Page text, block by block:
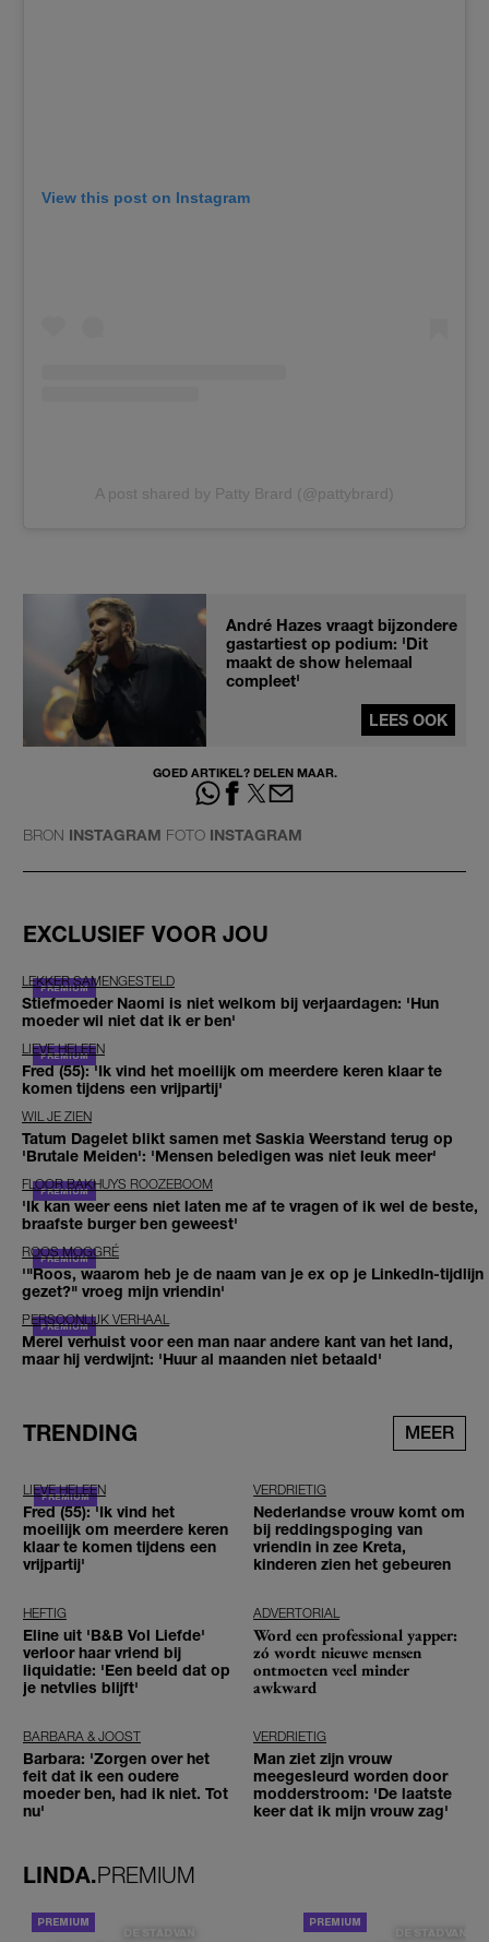
View this post on Instagram
A post shared by Patty Brard (@pattybrard)
André Hazes vraagt bijzondere
gastartiest op podium: 'Dit
maakt de show helemaal
compleet'
LEES OOK
GOED ARTIKEL? DELEN MAAR.
BRON INSTAGRAM FOTO INSTAGRAM
EXCLUSIEF VOOR JOU
LEKKER SAMENGESTELD
Stiefmoeder Naomi is niet welkom bij verjaardagen: 'Hun
moeder wil niet dat ik er ben'
LIEVE HELEEN
Fred (55): 'Ik vind het moeilijk om meerdere keren klaar te
komen tijdens een vrijpartij'
WIL JE ZIEN
Tatum Dagelet blikt samen met Saskia Weerstand terug op
'Brutale Meiden': 'Mensen beledigen was niet leuk meer'
FLOOR BAKHUYS ROOZEBOOM
'Ik kan weer eens niet laten me af te vragen of ik wel de beste,
braafste burger ben geweest'
ROOS MOGGRÉ
'"Roos, waarom heb je de naam van je ex op je LinkedIn-tijdlijn
gezet?" vroeg mijn vriendin'
PERSOONLIJK VERHAAL
Merel verhuist voor een man naar andere kant van het land,
maar hij verdwijnt: 'Huur al maanden niet betaald'
TRENDING MEER
LIEVE HELEEN
Fred (55): 'Ik vind het
moeilijk om meerdere keren
klaar te komen tijdens een
vrijpartij'
VERDRIETIG
Nederlandse vrouw komt om
bij reddingspoging van
vriendin in zee Kreta,
kinderen zien het gebeuren
HEFTIG
Eline uit 'B&B Vol Liefde'
verloor haar vriend bij
liquidatie: 'Een beeld dat op
je netvlies blijft'
ADVERTORIAL
Word een professional yapper:
zó wordt nieuwe mensen
ontmoeten veel minder
awkward
BARBARA & JOOST
Barbara: 'Zorgen over het
feit dat ik een oudere
moeder ben, had ik niet. Tot
nu'
VERDRIETIG
Man ziet zijn vrouw
meegesleurd worden door
modderstroom: 'De laatste
keer dat ik mijn vrouw zag'
LINDA.PREMIUM
DE STAD VAN DE STAD VAN